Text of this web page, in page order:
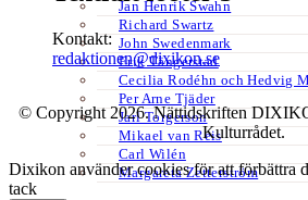
Jan Henrik Swahn
Richard Swartz
John Swedenmark
Erik Tängerstad
Cecilia Rodéhn och Hedvig
Per Arne Tjäder
Jarl Torgerson
Mikael van Reis
Carl Wilén
Margareta Zetterström
Kontakt:
redaktionen@dixikon.se
© Copyright 2026. Nättidskriften
Kulturrådet.
Dixikon använder cookies för att förbättra
tack